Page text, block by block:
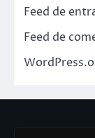
Feed de
Feed de